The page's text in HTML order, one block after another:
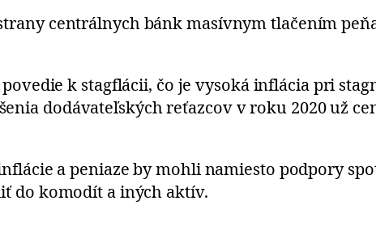
centrálnych bánk masívnym tlačením
k stagflácii, čo je vysoká inflácia pri
dodávateľských reťazcov v roku 2020 už
a peniaze by mohli namiesto podpory
do komodít a iných aktív.